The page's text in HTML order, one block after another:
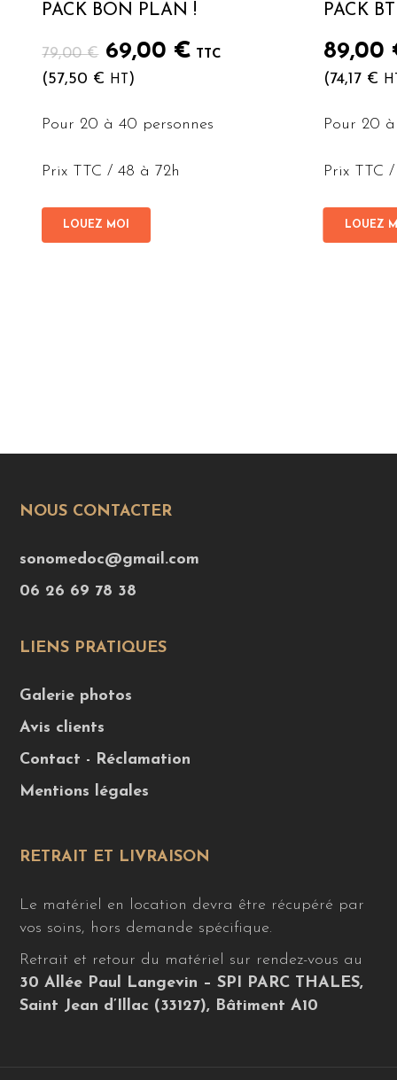
PACK BON PLAN !
79,00€ Le
prix
était :
69,00 € Le
est :
TTC
(57,50 € HT )
Pour 20 à 40 personnes
Prix TTC / 48 à 72h
LOUEZ MOI
PACK
89,00
(74,17 €
Pour 20
Prix TTC
LOUEZ
NOUS CONTACTER
sonomedoc@gmail.com
06 26 69 78 38
LIENS PRATIQUES
Galerie photos
Avis clients
Contact - Réclamation
Mentions légales
RETRAIT ET LIVRAISON
Le matériel en location devra être récupéré par
vos soins, hors demande spécifique.
Retrait et retour du matériel sur rendez-vous au
30 Allée Paul Langevin – SPI PARC THALES,
Saint Jean d’Illac (33127), Bâtiment A10